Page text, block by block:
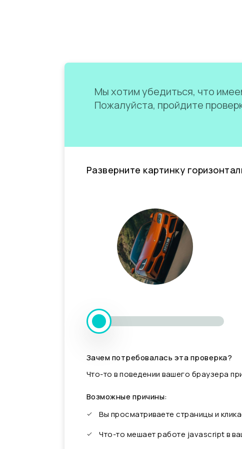
Мы хотим убедиться, что
Пожалуйста, пройдите
Разверните картинку
Зачем потребовалась эта проверка?
Что-то в поведении вашего браузера
Возможные причины:
Вы просматриваете страницы и
Что-то мешает работе javascript в